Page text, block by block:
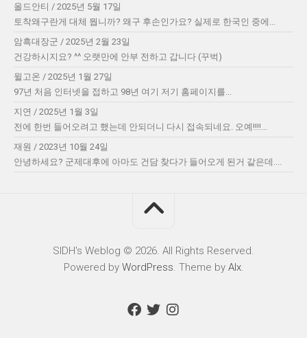
올드안티 / 2025년 5월 17일
토착왜구란게 대체 뭡니까? 왜구 후손인가요? 실제로 한국인 중에...
암흑대장군 / 2025년 2월 23일
건강하시지요? ^^ 오랫만에 안부 전하고 갑니다 (꾸벅)
윌고온 / 2025년 1월 27일
97년 처음 인터넷을 접하고 98년 여기 저기 홈페이지를...
지연 / 2025년 1월 3일
전에 한번 들어오려고 했는데 안되더니 다시 접속되네요. 오예!!!!...
재원 / 2023년 10월 24일
안녕하세요? 군제대후에 아마도 건담 찾다가 들어오게 된거 같은데....
SIDH′s Weblog © 2026. All Rights Reserved.
Powered by WordPress . Theme by Alx.